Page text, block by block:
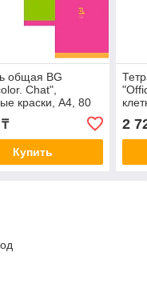
общая BG
Chat",
краски, А4, 80
клетку, на
Купить
2